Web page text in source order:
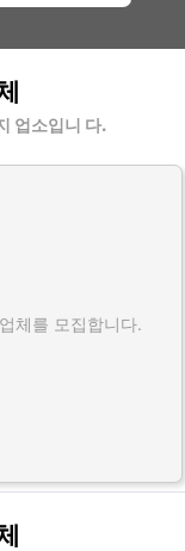
업소입니 다.
체를 모집합니다.